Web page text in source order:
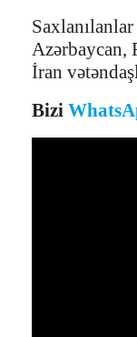
Azərbaycan,
İran
Bizi